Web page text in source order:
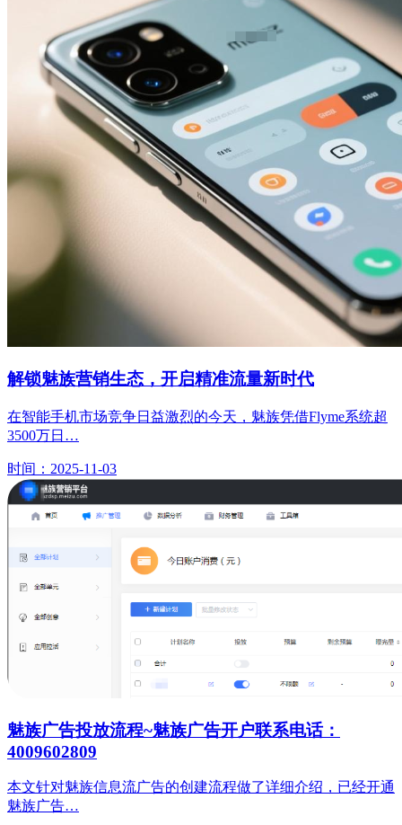
解锁魅族营销生态，开启精准流量新时代
在智能手机市场竞争日益激烈的今天，魅族凭借Flyme系统超
3500万日…
时间：2025-11-03
魅族广告投放流程~魅族广告开户联系电话：
4009602809
本文针对魅族信息流广告的创建流程做了详细介绍，已经开通
魅族广告…